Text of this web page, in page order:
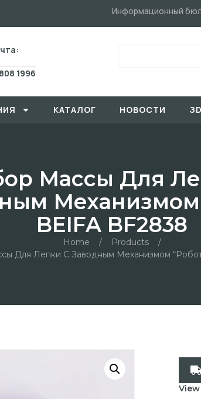
Информационный
1996
КАТАЛОГ HОBOCTИ
Массы Для
Механизмом
BEIFA BF2838
Home / Products
/
Для Лепки С Заводным Механизмом